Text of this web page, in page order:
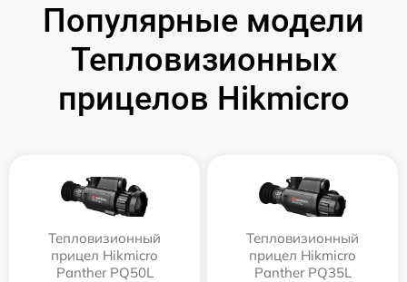
Популярные модели
Тепловизионных
прицелов Hikmicro
Тепловизионный
прицел Hikmicro
Panther PQ50L
Тепловизионный
прицел Hikmicro
Panther PQ35L